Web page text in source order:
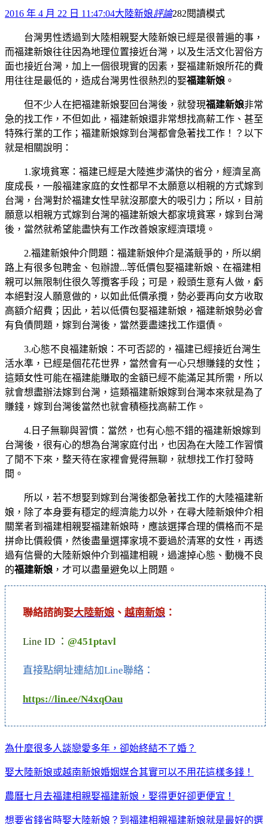
2016 年 4 月 22 日 11:47:04大陸新娘評論282閱讀模式
台灣男性透過到大陸相親娶大陸新娘已經是很普遍的事，
而福建新娘往往因為地理位置接近台灣，以及生活文化習俗方
面也接近台灣，加上一個很現實的因素，娶福建新娘所花的費
用往往是最低的，造成台灣男性很熱烈的娶福建新娘 。
但不少人在把福建新娘娶回台灣後，就發現福建新娘非常
急的找工作，不但如此，福建新娘還非常想找高薪工作、甚至
特殊行業的工作；福建新娘嫁到台灣都會急著找工作！？以下
就是相關說明：
1.家境貧寒：福建已經是大陸進步滿快的省分，經濟呈高
度成長，一般福建家庭的女性都早不太願意以相親的方式嫁到
台灣，台灣對於福建女性早就沒那麼大的吸引力；所以，目前
願意以相親方式嫁到台灣的福建新娘大都家境貧寒，嫁到台灣
後，當然就希望能盡快有工作改善娘家經濟環境。
2.福建新娘仲介問題：福建新娘仲介是滿競爭的，所以網
路上有很多包聘金、包辦證...等低價包娶福建新娘、在福建相
親可以無限制住很久等攬客手段；可是，殺頭生意有人做，虧
本絕對沒人願意做的，以如此低價承攬，勢必要再向女方收取
高額介紹費；因此，若以低價包娶福建新娘，福建新娘勢必會
有負債問題，嫁到台灣後，當然要盡速找工作還債。
3.心態不良福建新娘：不可否認的，福建已經接近台灣生
活水準，已經是個花花世界，當然會有一心只想賺錢的女性；
這類女性可能在福建能賺取的金額已經不能滿足其所需，所以
就會想盡辦法嫁到台灣，這類福建新娘嫁到台灣本來就是為了
賺錢，嫁到台灣後當然也就會積極找高薪工作。
4.日子無聊與習慣：當然，也有心態不錯的福建新娘嫁到
台灣後，很有心的想為台灣家庭付出，也因為在大陸工作習慣
了閒不下來，整天待在家裡會覺得無聊，就想找工作打發時
間。
所以，若不想娶到嫁到台灣後都急著找工作的大陸福建新
娘，除了本身要有穩定的經濟能力以外，在尋大陸新娘仲介相
關業者到福建相親娶福建新娘時，應該選擇合理的價格而不是
拼命比價殺價，然後盡量選擇家境不要過於清寒的女性，再透
過有信譽的大陸新娘仲介到福建相親，過濾掉心態、動機不良
的福建新娘 ，才可以盡量避免以上問題。
聯絡諮詢娶大陸新娘 、 越南新娘 ：
Line ID ： @451ptavl
直接點網址連結加Line聯絡：
https://lin.ee/N4xqOau
為什麼很多人談戀愛多年，卻始終結不了婚？
娶大陸新娘或越南新娘婚姻媒合其實可以不用花這樣多錢！
農曆七月去福建相親娶福建新娘，娶得更好卻更便宜！
想要省錢省時娶大陸新娘？到福建相親福建新娘就是最好的選